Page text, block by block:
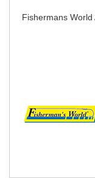
Fishermans World